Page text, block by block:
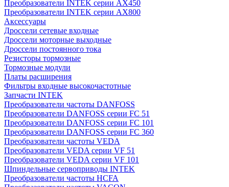
Преобразователи INTEK серии AX450
Преобразователи INTEK серии AX800
Аксессуары
Дроссели сетевые входные
Дроссели моторные выходные
Дроссели постоянного тока
Резисторы тормозные
Тормозные модули
Платы расширения
Фильтры входные высокочастотные
Запчасти INTEK
Преобразователи частоты DANFOSS
Преобразователи DANFOSS серии FC 51
Преобразователи DANFOSS серии FC 101
Преобразователи DANFOSS серии FC 360
Преобразователи частоты VEDA
Преобразователи VEDA серии VF 51
Преобразователи VEDA серии VF 101
Шпиндельные сервоприводы INTEK
Преобразователи частоты HCFA